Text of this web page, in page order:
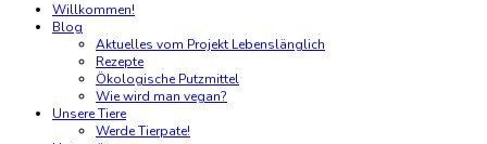
Willkommen!
Blog
Aktuelles vom Projekt Lebenslänglich
Rezepte
Ökologische Putzmittel
Wie wird man vegan?
Unsere Tiere
Werde Tierpate!